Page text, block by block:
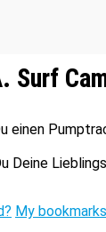
Surf
einen
Deine
My bookmarks